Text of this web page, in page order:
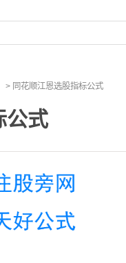
> 同花顺江恩选股指标公式
公式